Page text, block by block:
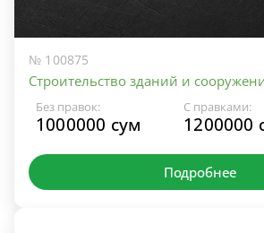
№ 100875
Строительство зданий и
Без правок:
1000000 сум
С правками:
1200000
Подробнее